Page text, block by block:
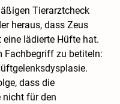
Tierarztcheck
heraus, dass Zeus
lädierte Hüfte hat.
Fachbegriff zu betiteln:
dass die
für den